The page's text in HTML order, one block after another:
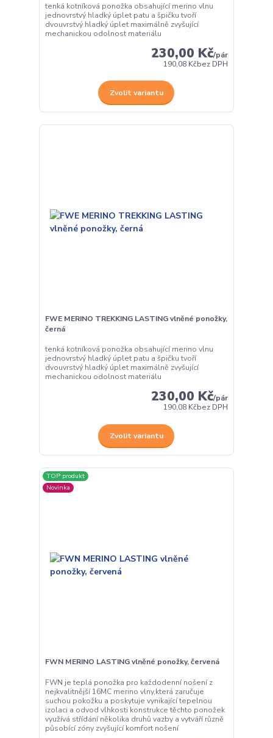
tenká kotníková ponožka obsahující merino vlnu
jednovrstvý hladký úplet patu a špičku tvoří
dvouvrstvý hladký úplet maximálně zvyšující
mechanickou odolnost materiálu
230,00 Kč/pár
190,08 Kčbez DPH
Zvolit variantu
FWE MERINO TREKKING LASTING vlněné ponožky,
černá
tenká kotníková ponožka obsahující merino vlnu
jednovrstvý hladký úplet patu a špičku tvoří
dvouvrstvý hladký úplet maximálně zvyšující
mechanickou odolnost materiálu
230,00 Kč/pár
190,08 Kčbez DPH
Zvolit variantu
TOP produkt
Novinka
FWN MERINO LASTING vlněné ponožky, červená
FWN je teplá ponožka pro každodenní nošení z
nejkvalitnější 16MC merino vlny,která zaručuje
suchou pokožku a poskytuje vynikající tepelnou
izolaci a odvod vlhkosti konstrukce těchto ponožek
využívá střídání několika druhů vazby a vytváří různě
působící zóny zvyšující komfort nošení